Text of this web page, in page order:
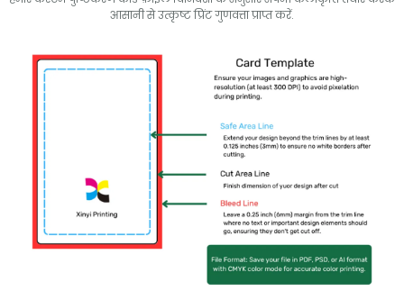
आसानी से उत्कृष्ट प्रिंट गुणवत्ता प्राप्त करें.